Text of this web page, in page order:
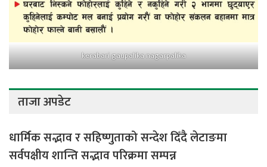
kerabari gaupalika nagarpalika
ताजा अपडेट
धार्मिक सद्भाव र सहिष्णुताको सन्देश दिँदै लेटाङमा
सर्वपक्षीय शान्ति सद्भाव परिक्रमा सम्पन्न